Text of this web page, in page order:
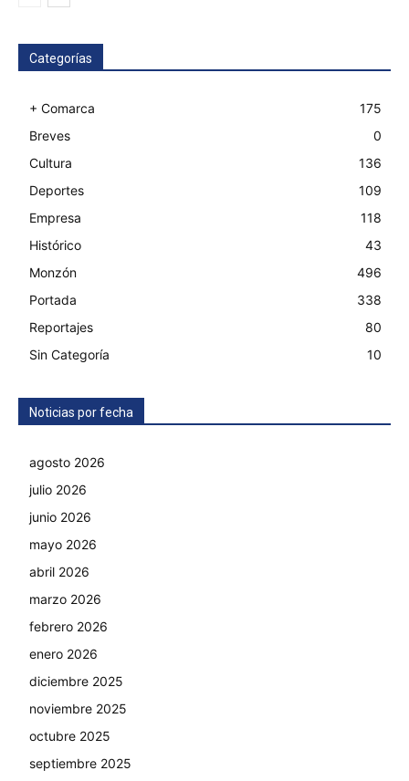
Categorías
+ Comarca
175
Breves
0
Cultura
136
Deportes
109
Empresa
118
Histórico
43
Monzón
496
Portada
338
Reportajes
80
Sin Categoría
10
Noticias por fecha
agosto 2026
julio 2026
junio 2026
mayo 2026
abril 2026
marzo 2026
febrero 2026
enero 2026
diciembre 2025
noviembre 2025
octubre 2025
septiembre 2025